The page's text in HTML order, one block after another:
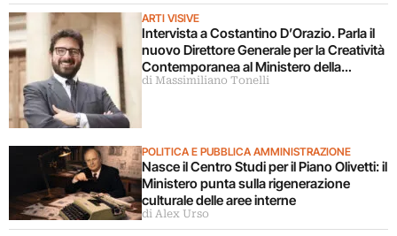
ARTI VISIVE
Intervista a Costantino D’Orazio. Parla il
nuovo Direttore Generale per la Creatività
Contemporanea al Ministero della
Cultura
di Massimiliano Tonelli
POLITICA E PUBBLICA AMMINISTRAZIONE
Nasce il Centro Studi per il Piano Olivetti: il
Ministero punta sulla rigenerazione
culturale delle aree interne
di Alex Urso